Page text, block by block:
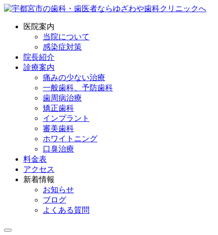
医院案内
当院について
感染症対策
院長紹介
診療案内
痛みの少ない治療
一般歯科、予防歯科
歯周病治療
矯正歯科
インプラント
審美歯科
ホワイトニング
口臭治療
料金表
アクセス
新着情報
お知らせ
ブログ
よくある質問